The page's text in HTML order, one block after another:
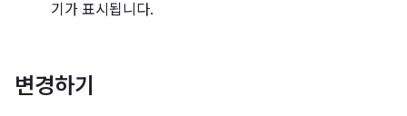
기가 표시됩니다.
변경하기